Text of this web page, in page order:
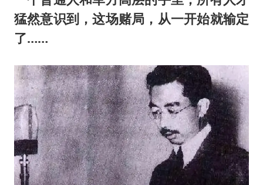
猛然意识到，这场赌局，从一开始就输定
了……